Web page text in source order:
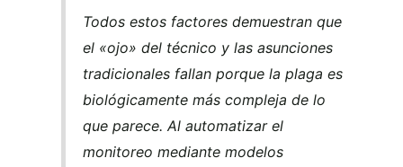
Todos estos factores demuestran que
el «ojo» del técnico y las asunciones
tradicionales fallan porque la plaga es
biológicamente más compleja de lo
que parece. Al automatizar el
monitoreo mediante modelos